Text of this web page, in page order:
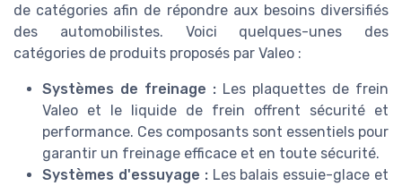
de catégories afin de répondre aux besoins diversifiés
des automobilistes. Voici quelques-unes des
catégories de produits proposés par Valeo :
Systèmes de freinage : Les plaquettes de frein
Valeo et le liquide de frein offrent sécurité et
performance. Ces composants sont essentiels pour
garantir un freinage efficace et en toute sécurité.
Systèmes d'essuyage :Les balais essuie-glace et